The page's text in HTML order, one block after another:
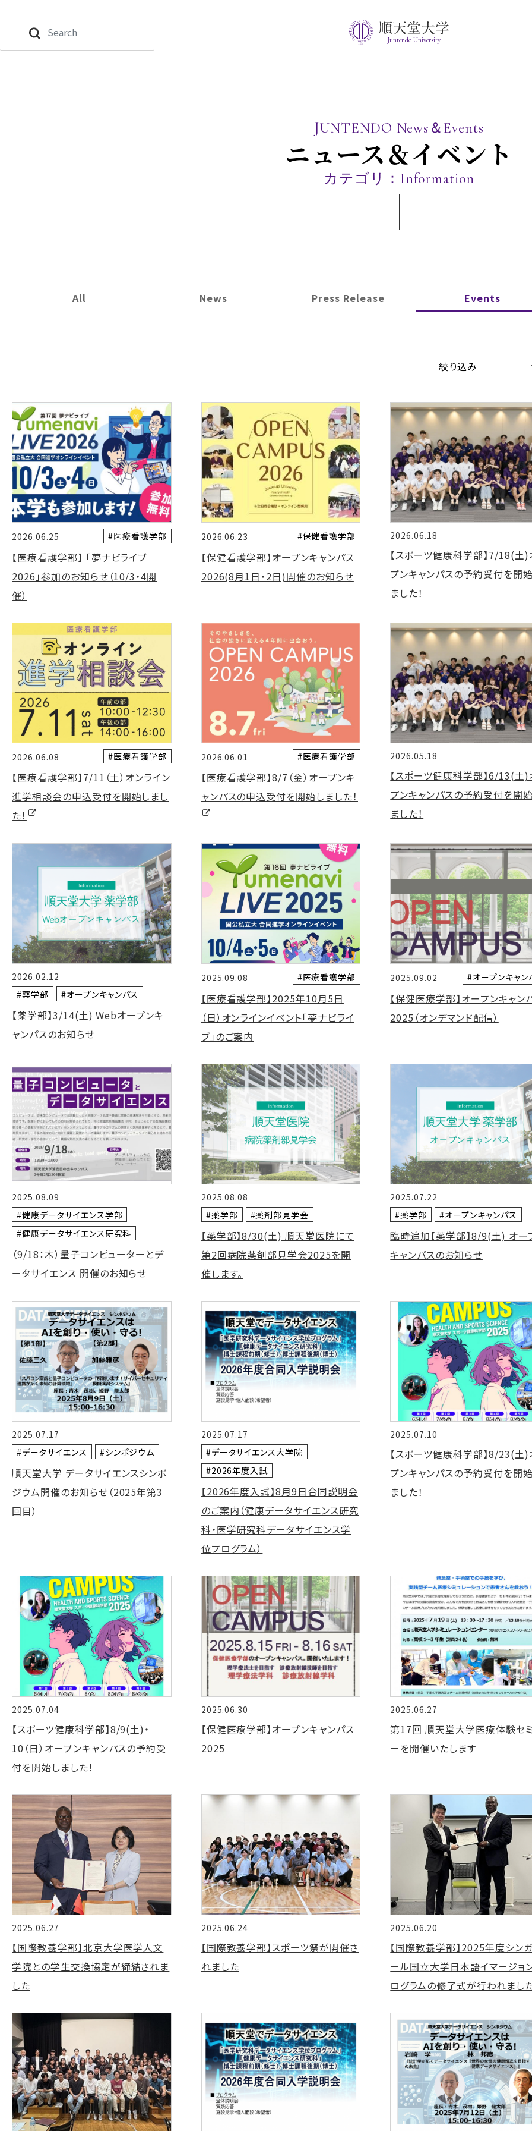
Juntendo University
JUNTENDO News＆Events
ニュース＆イベント
カテゴリ：Information
All News Press Release Events
絞り込み
2026.06.25 #医療看護学部
【医療看護学部】 「夢ナビライブ
2026」参加のお知らせ（10/3・4開
催）
2026.06.23 #保健看護学部
【保健看護学部】オープンキャンパス
2026(8月1日・2日)開催のお知らせ
2026.06.18
【スポーツ健康科学部】7/18(土
プンキャンパスの予約受付を開
ました！
2026.06.08 #医療看護学部
【医療看護学部】7/11（土）オンライン
進学相談会の申込受付を開始しまし
た！
2026.06.01 #医療看護学部
【医療看護学部】8/7（金）オープンキ
ャンパスの申込受付を開始しました！
2026.05.18
【スポーツ健康科学部】6/13(土
プンキャンパスの予約受付を開
ました！
2026.02.12
#薬学部
#オープンキャンパス
【薬学部】3/14(土) Webオープンキ
ャンパスのお知らせ
2025.09.08 #医療看護学部
【医療看護学部】2025年10月5日
（日）オンラインイベント「夢ナビライ
ブ」のご案内
2025.09.02 #オープンキャン
【保健医療学部】オープンキャン
2025（オンデマンド配信）
2025.08.09
#健康データサイエンス学部
#健康データサイエンス研究科
（9/18：木）量子コンピューターとデ
ータサイエンス 開催のお知らせ
2025.08.08
#薬学部
#薬剤部見学会
【薬学部】8/30(土) 順天堂医院にて
第2回病院薬剤部見学会2025を開
催します。
2025.07.22
#薬学部
#オープンキャンパス
臨時追加【薬学部】8/9(土) オー
キャンパスのお知らせ
2025.07.17
#データサイエンス
#シンポジウム
順天堂大学 データサイエンスシンポ
ジウム開催のお知らせ（2025年第3
回目）
2025.07.17
#データサイエンス大学院
#2026年度入試
【2026年度入試】8月9日合同説明会
のご案内（健康データサイエンス研究
科・医学研究科データサイエンス学
位プログラム）
2025.07.10
【スポーツ健康科学部】8/23(土
プンキャンパスの予約受付を開
ました！
2025.07.04
【スポーツ健康科学部】8/9(土)・
10（日）オープンキャンパスの予約受
付を開始しました！
2025.06.30
【保健医療学部】オープンキャンパス
2025
2025.06.27
第17回 順天堂大学医療体験セ
ーを開催いたします
2025.06.27
【国際教養学部】北京大学医学人文
学院との学生交換協定が締結されま
した
2025.06.24
【国際教養学部】スポーツ祭が開催さ
れました
2025.06.20
【国際教養学部】2025年度シン
ール国立大学日本語イマージョ
ログラムの修了式が行われまし